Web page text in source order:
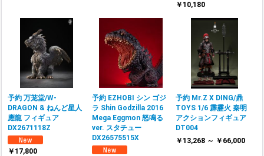
￥10,180
予約 万茏堂/W-
DRAGON & ねんど星人
應龍 フィギュア
DX2671118Z
￥17,800
予約 EZHOBI シン ゴジ
ラ Shin Godzilla 2016
Mega Eggmon 怒鳴る
ver. スタチュー
DX26575515X
予約 Mr.Z X DING/鼎
TOYS 1/6 霹靂火 秦明
アクションフィギュア
DT004
￥13,268 ～ ￥66,000